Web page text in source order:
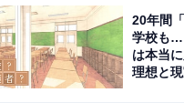
20年間
学校も…
は本当
理想と